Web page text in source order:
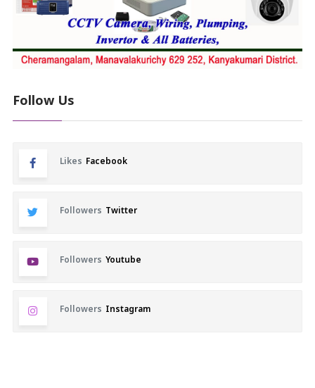
Follow Us
Likes Facebook
Followers Twitter
Followers Youtube
Followers Instagram